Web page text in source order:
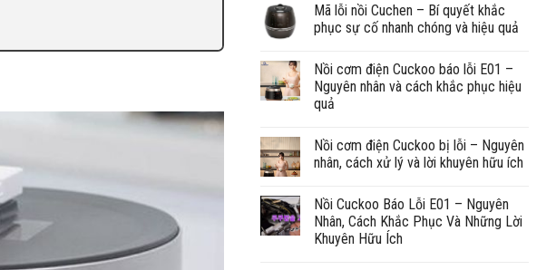
Mã lỗi nồi Cuchen – Bí quyết khắc
phục sự cố nhanh chóng và hiệu quả
Nồi cơm điện Cuckoo báo lỗi E01 –
Nguyên nhân và cách khắc phục hiệu
quả
Nồi cơm điện Cuckoo bị lỗi – Nguyên
nhân, cách xử lý và lời khuyên hữu ích
Nồi Cuckoo Báo Lỗi E01 – Nguyên
Nhân, Cách Khắc Phục Và Những Lời
Khuyên Hữu Ích